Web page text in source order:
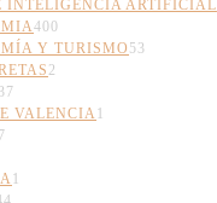
INTELIGENCIA ARTIFICIAL
400
Y TURISMO 53
2
VALENCIA 1
7
1